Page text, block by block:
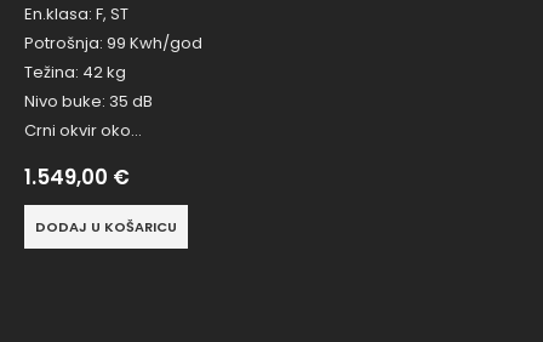
En.klasa: F, ST
Potrošnja: 99 Kwh/god
Težina: 42 kg
Nivo buke: 35 dB
Crni okvir oko…
1.549,00 €
DODAJ U KOŠARICU